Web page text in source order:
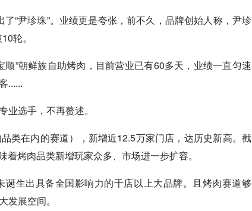
“尹珍珠”。业绩更是夸张，前不久，品牌创始人称，尹珍
轮。
”朝鲜族自助烤肉，目前营业已有60多天，业绩一直匀速
......
选手，不再赘述。
类在内的赛道），新增近12.5万家门店，达历史新高。截
烤肉品类新增玩家众多、市场进一步扩容。
生出具备全国影响力的千店以上大品牌。且烤肉赛道够
展空间。